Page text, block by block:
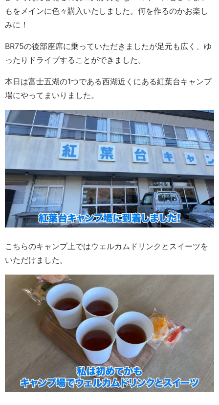
もをメインに色々購入いたしました。何を作るのかお楽し
みに！
BR75の後部座席に乗っていただきましたが足元も広く、ゆ
ったりドライブすることができました。
本日は富士五湖の1つである西湖近くにある紅葉台キャンプ
場にやってまいりました。
こちらのキャンプ上ではウェルカムドリンクとスイーツを
いただけました。